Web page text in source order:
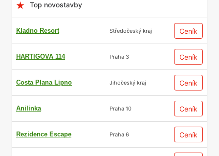
Top novostavby
Kladno Resort Středočeský kraj Ceník
HARTIGOVA 114 Praha 3 Ceník
Costa Plana Lipno Jihočeský kraj Ceník
Anilinka Praha 10 Ceník
Rezidence Escape Praha 6 Ceník